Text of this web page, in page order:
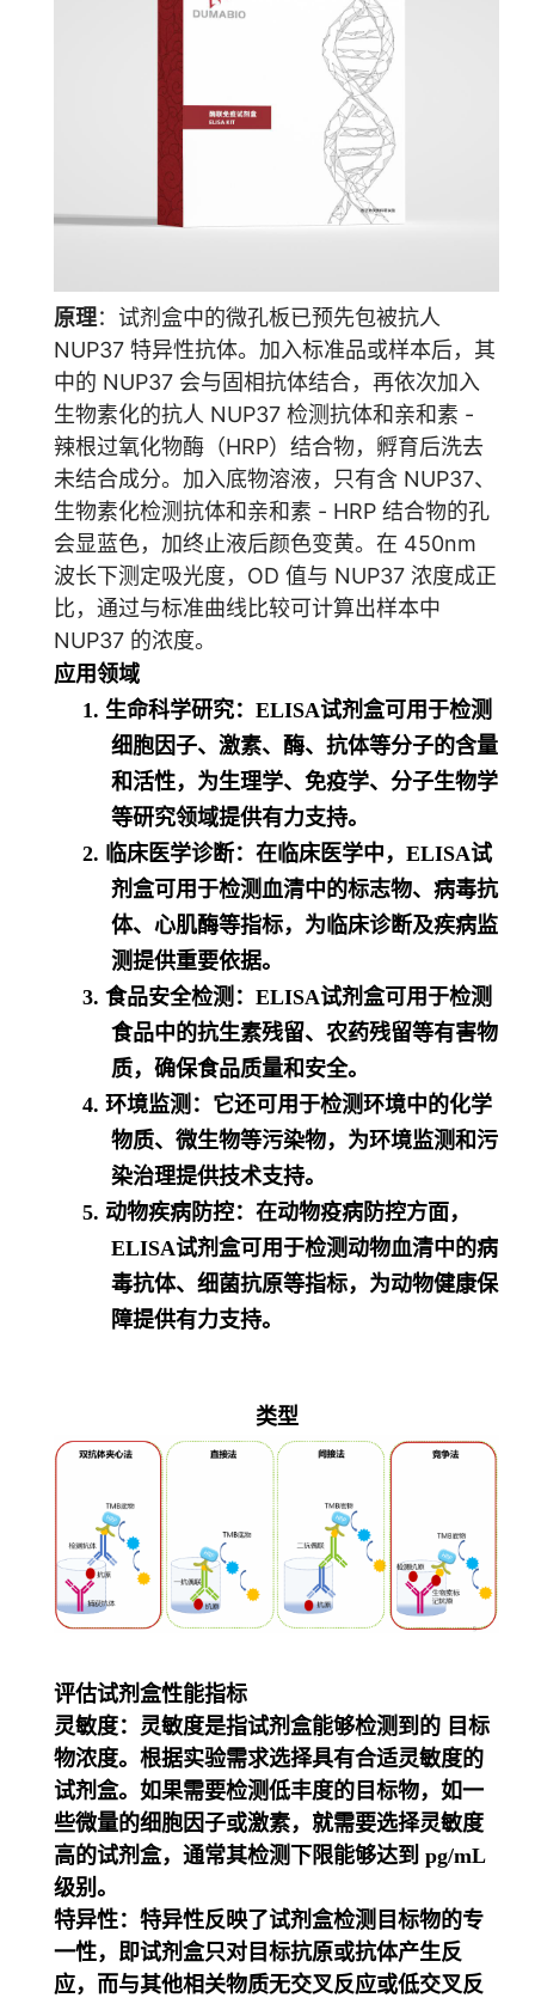
原理：试剂盒中的微孔板已预先包被抗人
NUP37 特异性抗体。加入标准品或样本后，其
中的 NUP37 会与固相抗体结合，再依次加入
生物素化的抗人 NUP37 检测抗体和亲和素 -
辣根过氧化物酶（HRP）结合物，孵育后洗去
未结合成分。加入底物溶液，只有含 NUP37、
生物素化检测抗体和亲和素 - HRP 结合物的孔
会显蓝色，加终止液后颜色变黄。在 450nm
波长下测定吸光度，OD 值与 NUP37 浓度成正
比，通过与标准曲线比较可计算出样本中
NUP37 的浓度。
应用领域
1. 生命科学研究：ELISA试剂盒可用于检测
细胞因子、激素、酶、抗体等分子的含量
和活性，为生理学、免疫学、分子生物学
等研究领域提供有力支持。
2. 临床医学诊断：在临床医学中，ELISA试
剂盒可用于检测血清中的标志物、病毒抗
体、心肌酶等指标，为临床诊断及疾病监
测提供重要依据。
3. 食品安全检测：ELISA试剂盒可用于检测
食品中的抗生素残留、农药残留等有害物
质，确保食品质量和安全。
4. 环境监测：它还可用于检测环境中的化学
物质、微生物等污染物，为环境监测和污
染治理提供技术支持。
5. 动物疾病防控：在动物疫病防控方面，
ELISA试剂盒可用于检测动物血清中的病
毒抗体、细菌抗原等指标，为动物健康保
障提供有力支持。
类型
评估试剂盒性能指标
灵敏度：灵敏度是指试剂盒能够检测到的 目标
物浓度。根据实验需求选择具有合适灵敏度的
试剂盒。如果需要检测低丰度的目标物，如一
些微量的细胞因子或激素，就需要选择灵敏度
高的试剂盒，通常其检测下限能够达到 pg/mL
级别。
特异性：特异性反映了试剂盒检测目标物的专
一性，即试剂盒只对目标抗原或抗体产生反
应，而与其他相关物质无交叉反应或低交叉反